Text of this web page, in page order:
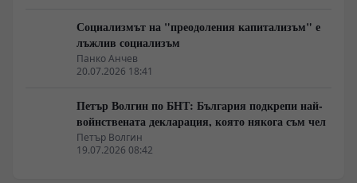
Социализмът на "преодоления капитализъм" е
лъжлив социализъм
Панко Анчев
20.07.2026 18:41
Петър Волгин по БНТ: България подкрепи най-
войнствената декларация, която някога съм чел
Петър Волгин
19.07.2026 08:42